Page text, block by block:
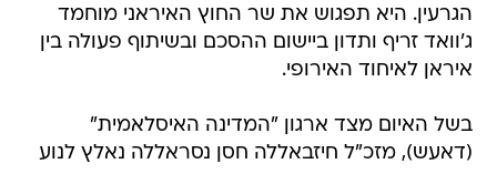
הגרעין. היא תפגוש את שר החוץ האיראני מוחמד
ג'וואד זריף ותדון ביישום ההסכם ובשיתוף פעולה בין
איראן לאיחוד האירופי.
בשל האיום מצד ארגון "המדינה האיסלאמית"
(דאעש), מזכ"ל חיזבאללה חסן נסראללה נאלץ לנוע